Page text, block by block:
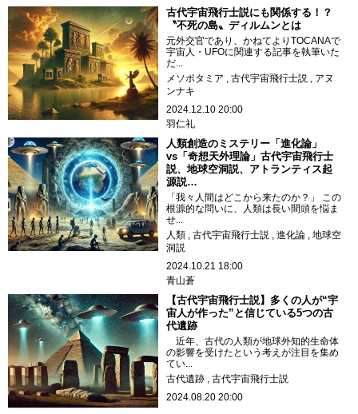
古代宇宙飛行士説にも関係する！？
〝不死の島〟ディルムンとは
元外交官であり、かねてよりTOCANAで
宇宙人・UFOに関連する記事を執筆いた
だ...
メソポタミア
古代宇宙飛行士説
アヌ
ンナキ
2024.12.10 20:00
羽仁礼
人類創造のミステリー「進化論」
vs「奇想天外理論」古代宇宙飛行士
説、地球空洞説、アトランティス起
源説…
「我々人間はどこから来たのか？」 この
根源的な問いに、人類は長い間頭を悩ま
せ...
人類
古代宇宙飛行士説 進化論
地球空
洞説
2024.10.21 18:00
青山蒼
【古代宇宙飛行士説】多くの人が“宇
宙人が作った”と信じている5つの古
代遺跡
近年、古代の人類が地球外知的生命体
の影響を受けたという考えが注目を集め
てい...
古代遺跡
古代宇宙飛行士説
2024.08.20 20:00